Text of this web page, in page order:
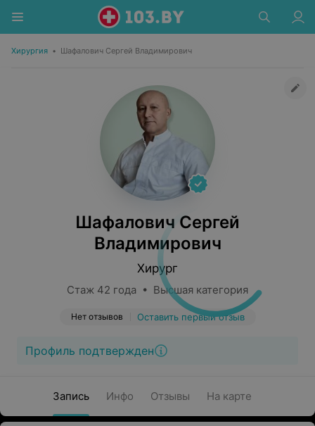
Хирургия • Шафалович Сергей Владимирович
Шафалович Сергей
Владимирович
Хирург
Стаж 42 года • Высшая категория
Нет отзывов Оставить первый отзыв
Профиль подтвержден
Запись Инфо Отзывы На карте